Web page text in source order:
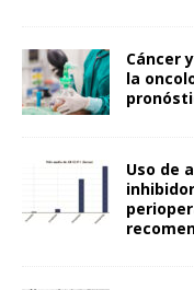
Cáncer
la
Uso de